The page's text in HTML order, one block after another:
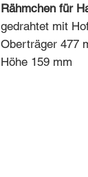
Rähmchen für
gedrahtet mit
Oberträger 477
Höhe 159 mm